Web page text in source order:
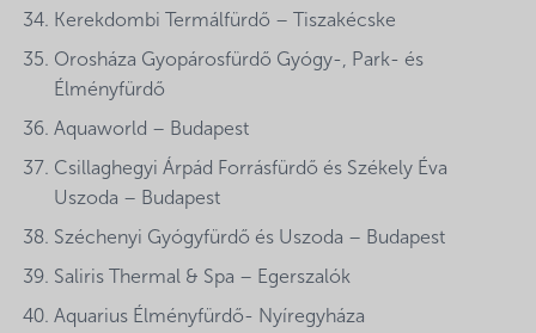
Kerekdombi Termálfürdő – Tiszakécske
Orosháza Gyopárosfürdő Gyógy-, Park- és
Élményfürdő
Aquaworld – Budapest
Csillaghegyi Árpád Forrásfürdő és Székely Éva
Uszoda – Budapest
Széchenyi Gyógyfürdő és Uszoda – Budapest
Saliris Thermal & Spa – Egerszalók
Aquarius Élményfürdő- Nyíregyháza